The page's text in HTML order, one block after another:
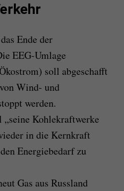
Ende der
EEG-Umlage
soll abgeschafft
Wind- und
werden.
„seine Kohlekraftwerke
in die Kernkraft
Energiebedarf zu
Gas aus Russland